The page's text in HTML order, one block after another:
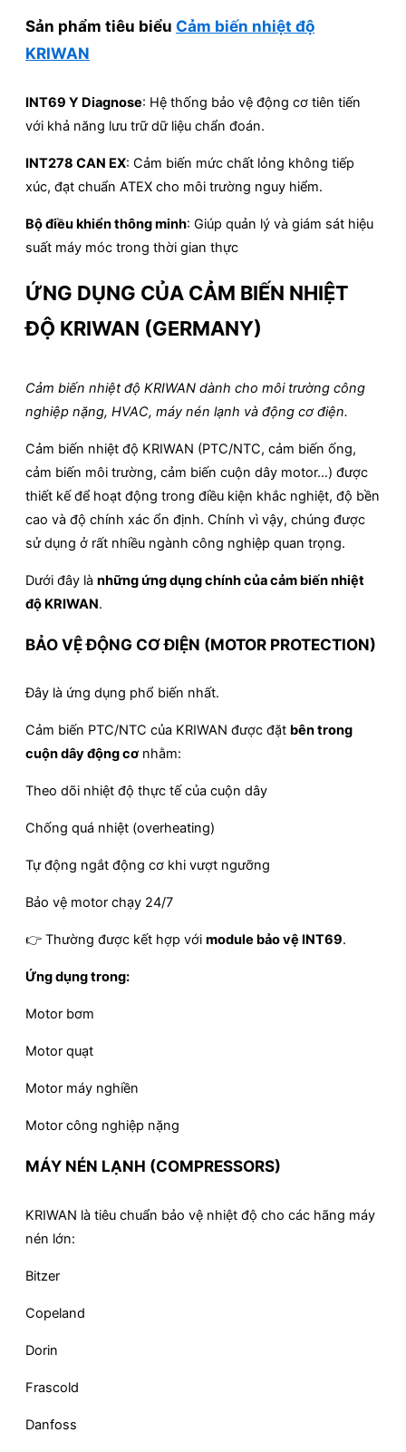
Sản phẩm tiêu biểu Cảm biến nhiệt độ
KRIWAN
INT69 Y Diagnose: Hệ thống bảo vệ động cơ tiên tiến
với khả năng lưu trữ dữ liệu chẩn đoán.
INT278 CAN EX: Cảm biến mức chất lỏng không tiếp
xúc, đạt chuẩn ATEX cho môi trường nguy hiểm.
Bộ điều khiển thông minh: Giúp quản lý và giám sát hiệu
suất máy móc trong thời gian thực
ỨNG DỤNG CỦA CẢM BIẾN NHIỆT
ĐỘ KRIWAN (GERMANY)
Cảm biến nhiệt độ KRIWAN dành cho môi trường công
nghiệp nặng, HVAC, máy nén lạnh và động cơ điện.
Cảm biến nhiệt độ KRIWAN (PTC/NTC, cảm biến ống,
cảm biến môi trường, cảm biến cuộn dây motor…) được
thiết kế để hoạt động trong điều kiện khắc nghiệt, độ bền
cao và độ chính xác ổn định. Chính vì vậy, chúng được
sử dụng ở rất nhiều ngành công nghiệp quan trọng.
Dưới đây là những ứng dụng chính của cảm biến nhiệt
độ KRIWAN.
BẢO VỆ ĐỘNG CƠ ĐIỆN (MOTOR PROTECTION)
Đây là ứng dụng phổ biến nhất.
Cảm biến PTC/NTC của KRIWAN được đặt bên trong
cuộn dây động cơ nhằm:
Theo dõi nhiệt độ thực tế của cuộn dây
Chống quá nhiệt (overheating)
Tự động ngắt động cơ khi vượt ngưỡng
Bảo vệ motor chạy 24/7
👉 Thường được kết hợp với module bảo vệ INT69.
Ứng dụng trong:
Motor bơm
Motor quạt
Motor máy nghiền
Motor công nghiệp nặng
MÁY NÉN LẠNH (COMPRESSORS)
KRIWAN là tiêu chuẩn bảo vệ nhiệt độ cho các hãng máy
nén lớn:
Bitzer
Copeland
Dorin
Frascold
Danfoss